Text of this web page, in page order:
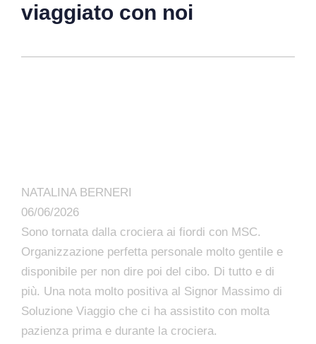
viaggiato con noi
NATALINA BERNERI
06/06/2026
Sono tornata dalla crociera ai fiordi con MSC.
Organizzazione perfetta personale molto gentile e
disponibile per non dire poi del cibo. Di tutto e di
più. Una nota molto positiva al Signor Massimo di
Soluzione Viaggio che ci ha assistito con molta
pazienza prima e durante la crociera.